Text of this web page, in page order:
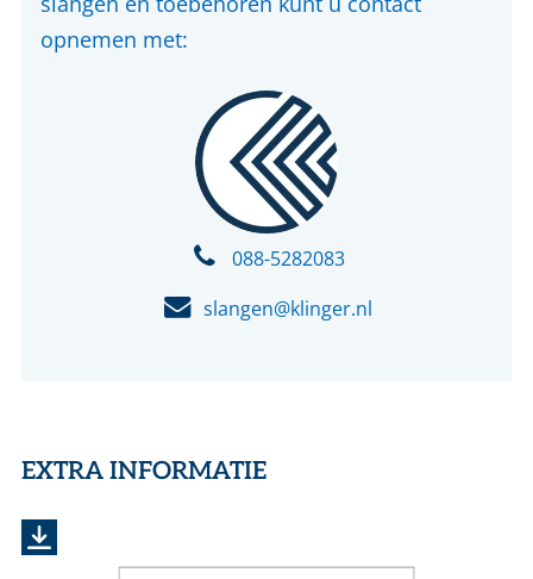
opnemen met:
088-5282083
slangen@klinger.nl
EXTRA INFORMATIE